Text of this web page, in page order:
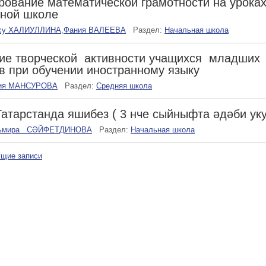
школе
ХАЛИУЛЛИНА,Фания ВАЛЕЕВА Раздел: Начальная школа
творческой активности учащихся младших
при обучении иностранному языку
МАНСУРОВА Раздел: Средняя школа
яшибез ( 3 нче сыйныфта әдәби
СӘЙФЕТДИНОВА Раздел: Начальная школа
записи